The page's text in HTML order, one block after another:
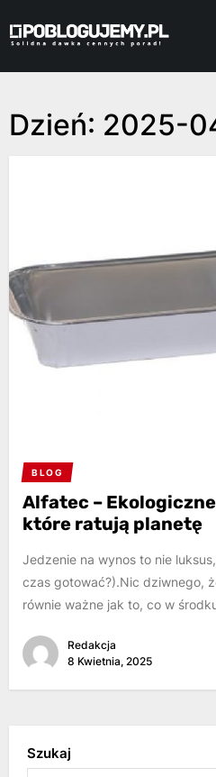
to
content
Dzień: 2025-
BLOG
Alfatec –
które ratują planetę
Jedzenie na wynos to nie
czas gotować?).Nic dziwnego,
równie ważne jak to, co w
Redakcja
8 Kwietnia, 2025
Szukaj